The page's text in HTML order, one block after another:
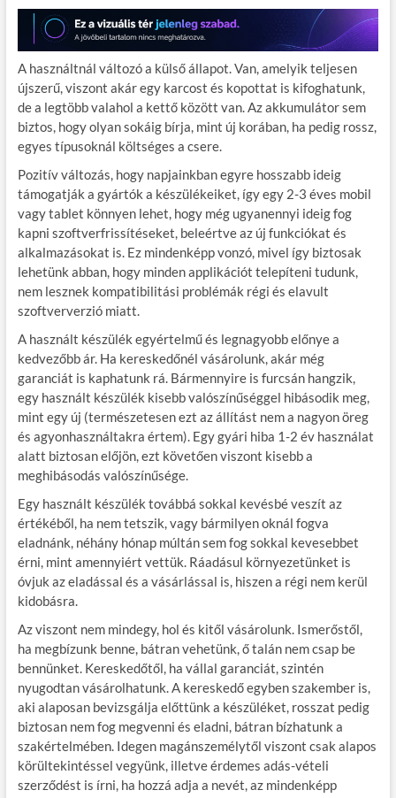
A használtnál változó a külső állapot. Van, amelyik teljesen
újszerű, viszont akár egy karcost és kopottat is kifoghatunk,
de a legtöbb valahol a kettő között van. Az akkumulátor sem
biztos, hogy olyan sokáig bírja, mint új korában, ha pedig rossz,
egyes típusoknál költséges a csere.
Pozitív változás, hogy napjainkban egyre hosszabb ideig
támogatják a gyártók a készülékeiket, így egy 2-3 éves mobil
vagy tablet könnyen lehet, hogy még ugyanennyi ideig fog
kapni szoftverfrissítéseket, beleértve az új funkciókat és
alkalmazásokat is. Ez mindenképp vonzó, mivel így biztosak
lehetünk abban, hogy minden applikációt telepíteni tudunk,
nem lesznek kompatibilitási problémák régi és elavult
szoftververzió miatt.
A használt készülék egyértelmű és legnagyobb előnye a
kedvezőbb ár. Ha kereskedőnél vásárolunk, akár még
garanciát is kaphatunk rá. Bármennyire is furcsán hangzik,
egy használt készülék kisebb valószínűséggel hibásodik meg,
mint egy új (természetesen ezt az állítást nem a nagyon öreg
és agyonhasználtakra értem). Egy gyári hiba 1-2 év használat
alatt biztosan előjön, ezt követően viszont kisebb a
meghibásodás valószínűsége.
Egy használt készülék továbbá sokkal kevésbé veszít az
értékéből, ha nem tetszik, vagy bármilyen oknál fogva
eladnánk, néhány hónap múltán sem fog sokkal kevesebbet
érni, mint amennyiért vettük. Ráadásul környezetünket is
óvjuk az eladással és a vásárlással is, hiszen a régi nem kerül
kidobásra.
Az viszont nem mindegy, hol és kitől vásárolunk. Ismerőstől,
ha megbízunk benne, bátran vehetünk, ő talán nem csap be
bennünket. Kereskedőtől, ha vállal garanciát, szintén
nyugodtan vásárolhatunk. A kereskedő egyben szakember is,
aki alaposan bevizsgálja előttünk a készüléket, rosszat pedig
biztosan nem fog megvenni és eladni, bátran bízhatunk a
szakértelmében. Idegen magánszemélytől viszont csak alapos
körültekintéssel vegyünk, illetve érdemes adás-vételi
szerződést is írni, ha hozzá adja a nevét, az mindenképp